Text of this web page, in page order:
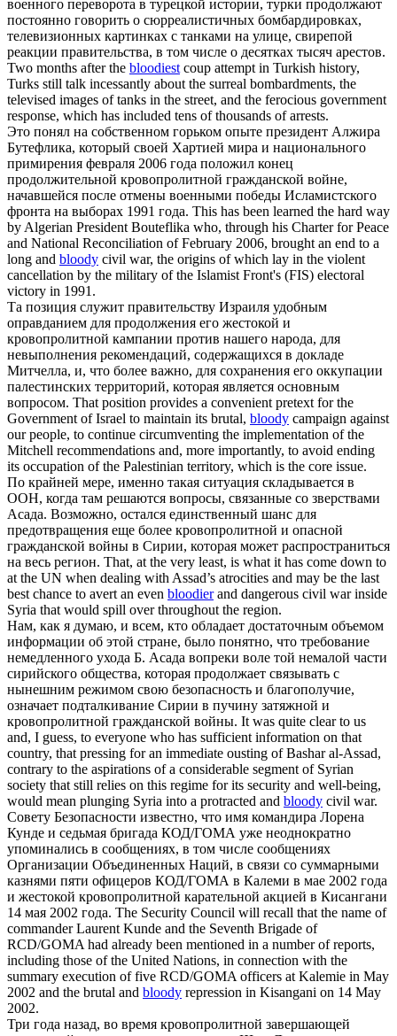
военного переворота в турецкой истории, турки продолжают
постоянно говорить о сюрреалистичных бомбардировках,
телевизионных картинках с танками на улице, свирепой
реакции правительства, в том числе о десятках тысяч арестов.
Two months after the bloodiestcoup attempt in Turkish history,
Turks still talk incessantly about the surreal bombardments, the
televised images of tanks in the street, and the ferocious government
response, which has included tens of thousands of arrests.
Это понял на собственном горьком опыте президент Алжира
Бутефлика, который своей Хартией мира и национального
примирения февраля 2006 года положил конец
продолжительной кровопролитной гражданской войне,
начавшейся после отмены военными победы Исламистского
фронта на выборах 1991 года. This has been learned the hard way
by Algerian President Bouteflika who, through his Charter for Peace
and National Reconciliation of February 2006, brought an end to a
long and bloody civil war, the origins of which lay in the violent
cancellation by the military of the Islamist Front's (FIS) electoral
victory in 1991.
Та позиция служит правительству Израиля удобным
оправданием для продолжения его жестокой и
кровопролитной кампании против нашего народа, для
невыполнения рекомендаций, содержащихся в докладе
Митчелла, и, что более важно, для сохранения его оккупации
палестинских территорий, которая является основным
вопросом. That position provides a convenient pretext for the
Government of Israel to maintain its brutal, bloody campaign against
our people, to continue circumventing the implementation of the
Mitchell recommendations and, more importantly, to avoid ending
its occupation of the Palestinian territory, which is the core issue.
По крайней мере, именно такая ситуация складывается в
ООН, когда там решаются вопросы, связанные со зверствами
Асада. Возможно, остался единственный шанс для
предотвращения еще более кровопролитной и опасной
гражданской войны в Сирии, которая может распространиться
на весь регион. That, at the very least, is what it has come down to
at the UN when dealing with Assad’s atrocities and may be the last
best chance to avert an even bloodierand dangerous civil war inside
Syria that would spill over throughout the region.
Нам, как я думаю, и всем, кто обладает достаточным объемом
информации об этой стране, было понятно, что требование
немедленного ухода Б. Асада вопреки воле той немалой части
сирийского общества, которая продолжает связывать с
нынешним режимом свою безопасность и благополучие,
означает подталкивание Сирии в пучину затяжной и
кровопролитной гражданской войны. It was quite clear to us
and, I guess, to everyone who has sufficient information on that
country, that pressing for an immediate ousting of Bashar al-Assad,
contrary to the aspirations of a considerable segment of Syrian
society that still relies on this regime for its security and well-being,
would mean plunging Syria into a protracted and bloody civil war.
Совету Безопасности известно, что имя командира Лорена
Кунде и седьмая бригада КОД/ГОМА уже неоднократно
упоминались в сообщениях, в том числе сообщениях
Организации Объединенных Наций, в связи со суммарными
казнями пяти офицеров КОД/ГОМА в Калеми в мае 2002 года
и жестокой кровопролитной карательной акцией в Кисангани
14 мая 2002 года. The Security Council will recall that the name of
commander Laurent Kunde and the Seventh Brigade of
RCD/GOMA had already been mentioned in a number of reports,
including those of the United Nations, in connection with the
summary execution of five RCD/GOMA officers at Kalemie in May
2002 and the brutal and bloody repression in Kisangani on 14 May
2002.
Три года назад, во время кровопролитной завершающей